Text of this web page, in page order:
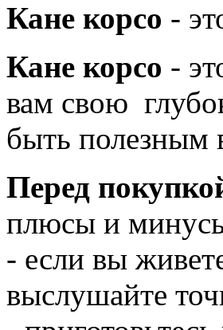
Кане корсо -
Кане корсо -
вам свою
быть полезным
Перед
плюсы и
- если вы
выслушайте